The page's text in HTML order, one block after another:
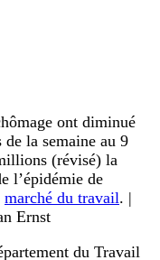
ont diminué
de la semaine au 9
(révisé) la
l’épidémie de
marché du travail. |
Ernst
du Travail